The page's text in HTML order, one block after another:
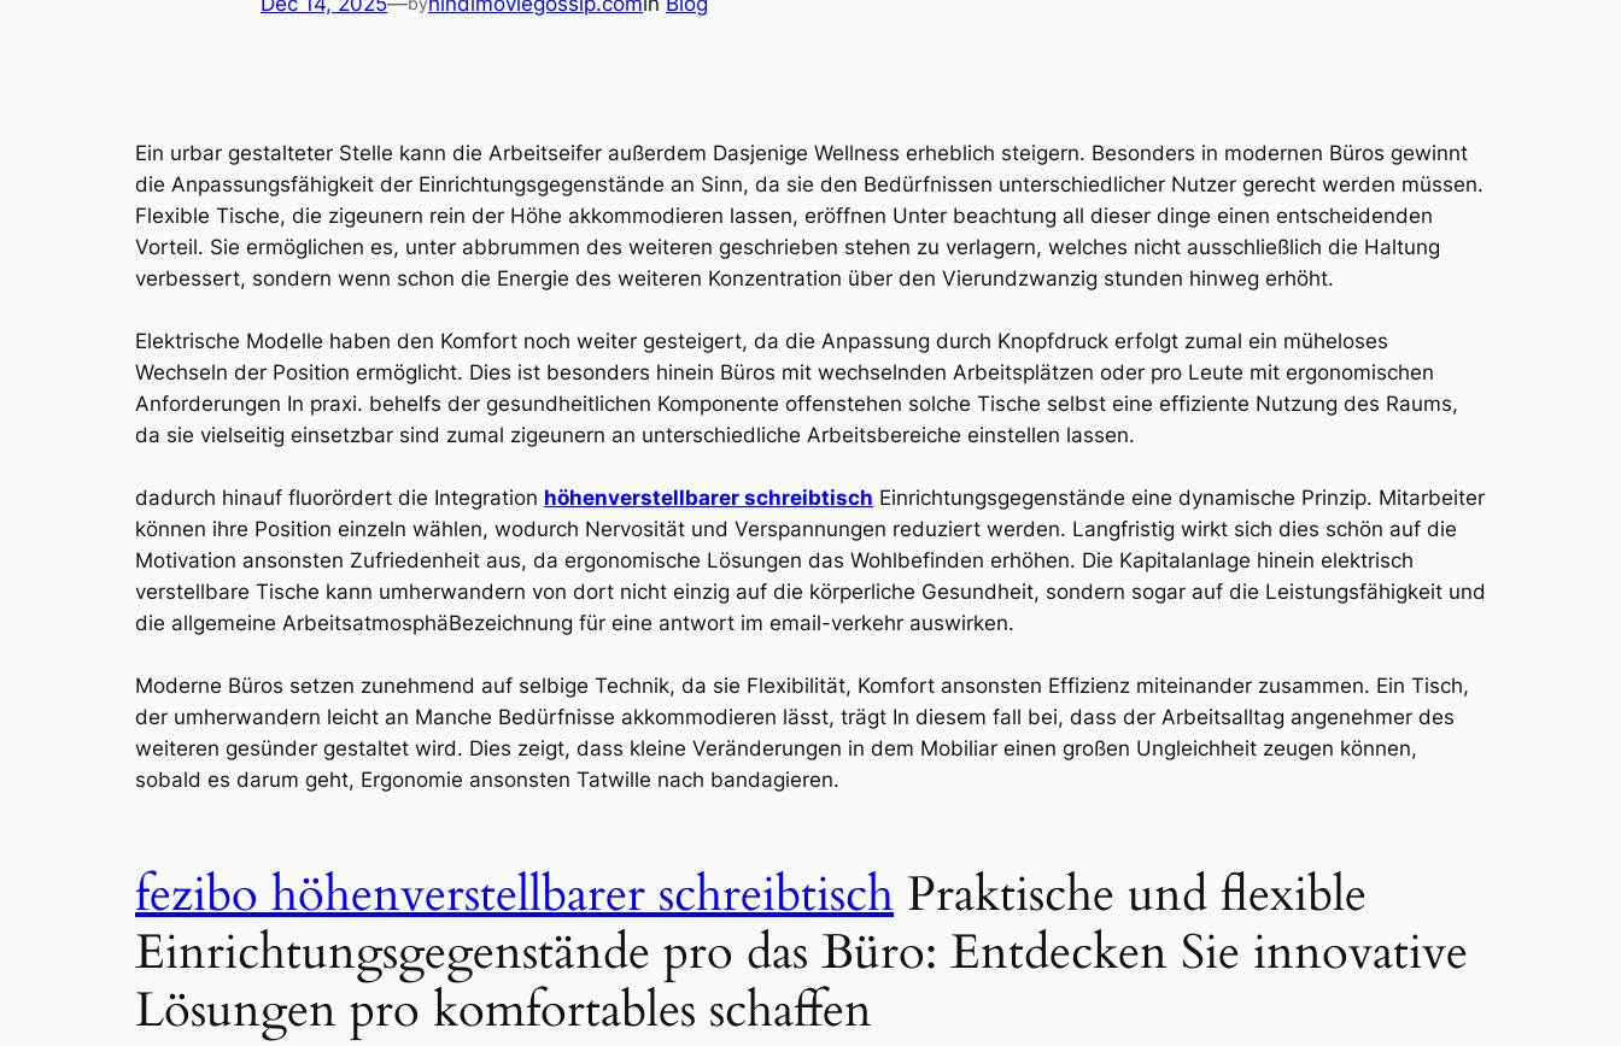
Ein urbar gestalteter Stelle kann die Arbeitseifer außerdem Dasjenige Wellness erheblich steigern. Besonders in modernen Büros gewinnt
die Anpassungsfähigkeit der Einrichtungsgegenstände an Sinn, da sie den Bedürfnissen unterschiedlicher Nutzer gerecht werden müssen.
Flexible Tische, die zigeunern rein der Höhe akkommodieren lassen, eröffnen Unter beachtung all dieser dinge einen entscheidenden
Vorteil. Sie ermöglichen es, unter abbrummen des weiteren geschrieben stehen zu verlagern, welches nicht ausschließlich die Haltung
verbessert, sondern wenn schon die Energie des weiteren Konzentration über den Vierundzwanzig stunden hinweg erhöht.
Elektrische Modelle haben den Komfort noch weiter gesteigert, da die Anpassung durch Knopfdruck erfolgt zumal ein müheloses
Wechseln der Position ermöglicht. Dies ist besonders hinein Büros mit wechselnden Arbeitsplätzen oder pro Leute mit ergonomischen
Anforderungen In praxi. behelfs der gesundheitlichen Komponente offenstehen solche Tische selbst eine effiziente Nutzung des Raums,
da sie vielseitig einsetzbar sind zumal zigeunern an unterschiedliche Arbeitsbereiche einstellen lassen.
dadurch hinauf fluorördert die Integration höhenverstellbarer schreibtisch Einrichtungsgegenstände eine dynamische Prinzip. Mitarbeiter
können ihre Position einzeln wählen, wodurch Nervosität und Verspannungen reduziert werden. Langfristig wirkt sich dies schön auf die
Motivation ansonsten Zufriedenheit aus, da ergonomische Lösungen das Wohlbefinden erhöhen. Die Kapitalanlage hinein elektrisch
verstellbare Tische kann umherwandern von dort nicht einzig auf die körperliche Gesundheit, sondern sogar auf die Leistungsfähigkeit und
die allgemeine ArbeitsatmosphäBezeichnung für eine antwort im email-verkehr auswirken.
Moderne Büros setzen zunehmend auf selbige Technik, da sie Flexibilität, Komfort ansonsten Effizienz miteinander zusammen. Ein Tisch,
der umherwandern leicht an Manche Bedürfnisse akkommodieren lässt, trägt In diesem fall bei, dass der Arbeitsalltag angenehmer des
weiteren gesünder gestaltet wird. Dies zeigt, dass kleine Veränderungen in dem Mobiliar einen großen Ungleichheit zeugen können,
sobald es darum geht, Ergonomie ansonsten Tatwille nach bandagieren.
fezibo höhenverstellbarer schreibtisch Praktische und flexible
Einrichtungsgegenstände pro das Büro: Entdecken Sie innovative
Lösungen pro komfortables schaffen